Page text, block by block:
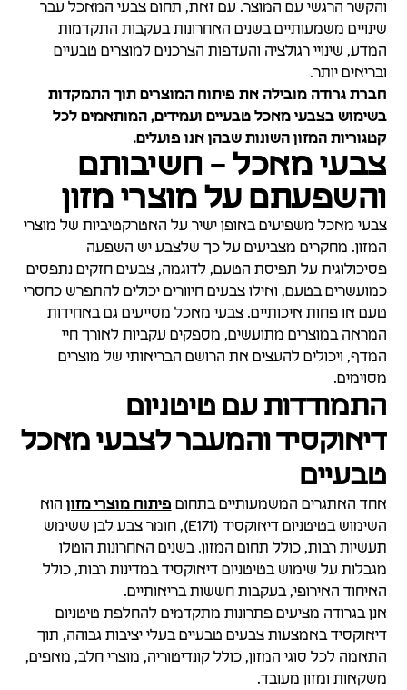
והקשר הרגשי עם המוצר. עם זאת, תחום צבעי המאכל עבר
שינויים משמעותיים בשנים האחרונות בעקבות התקדמות
המדע, שינויי רגולציה והעדפות הצרכנים למוצרים טבעיים
ובריאים יותר.
חברת גרודה מובילה את פיתוח המוצרים תוך התמקדות
בשימוש בצבעי מאכל טבעיים ועמידים, המותאמים לכל
קטגוריות המזון השונות שבהן אנו פועלים.
צבעי מאכל – חשיבותם
והשפעתם על מוצרי מזון
צבעי מאכל משפיעים באופן ישיר על האטרקטיביות של מוצרי
המזון. מחקרים מצביעים על כך שלצבע יש השפעה
פסיכולוגית על תפיסת הטעם, לדוגמה, צבעים חזקים נתפסים
כמועשרים בטעם, ואילו צבעים חיוורים יכולים להתפרש כחסרי
טעם או פחות איכותיים. צבעי מאכל מסייעים גם באחידות
המראה במוצרים מתועשים, מספקים עקביות לאורך חיי
המדף, ויכולים להעצים את הרושם הבריאותי של מוצרים
מסוימים.
התמודדות עם טיטניום
דיאוקסיד והמעבר לצבעי מאכל
טבעיים
אחד האתגרים המשמעותיים בתחום פיתוח מוצרי מזון הוא
השימוש בטיטניום דיאוקסיד (E171), חומר צבע לבן ששימש
תעשיות רבות, כולל תחום המזון. בשנים האחרונות הוטלו
מגבלות על שימוש בטיטניום דיאוקסיד במדינות רבות, כולל
האיחוד האירופי, בעקבות חששות בריאותיים.
אנן בגרודה מציעים פתרונות מתקדמים להחלפת טיטניום
דיאוקסיד באמצעות צבעים טבעיים בעלי יציבות גבוהה, תוך
התאמה לכל סוגי המזון, כולל קונדיטוריה, מוצרי חלב, מאפים,
משקאות ומזון מעובד.